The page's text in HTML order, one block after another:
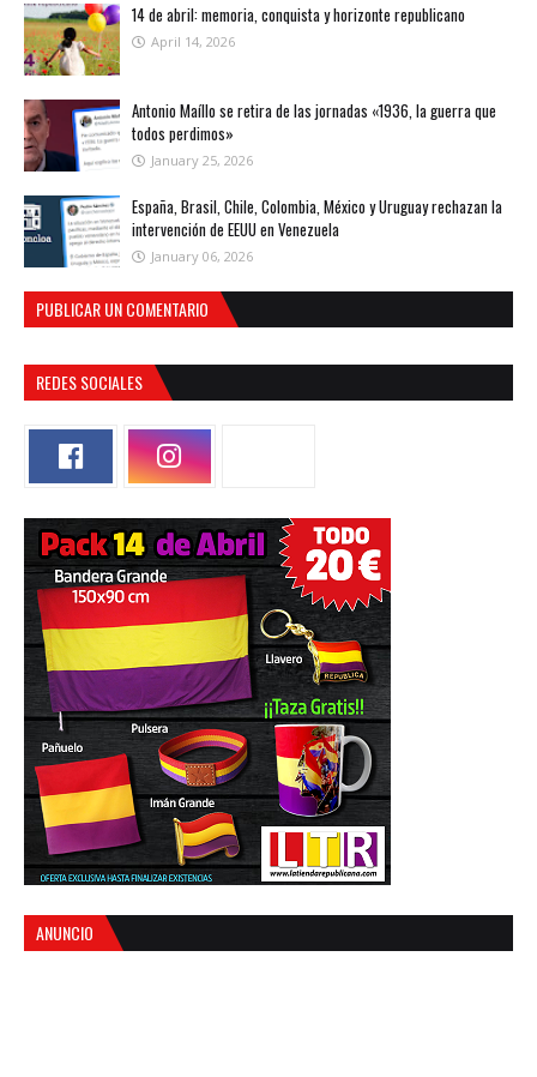
14 de abril: memoria, conquista y horizonte republicano
April 14, 2026
Antonio Maíllo se retira de las jornadas «1936, la guerra que
todos perdimos»
January 25, 2026
España, Brasil, Chile, Colombia, México y Uruguay rechazan la
intervención de EEUU en Venezuela
January 06, 2026
PUBLICAR UN COMENTARIO
REDES SOCIALES
ANUNCIO